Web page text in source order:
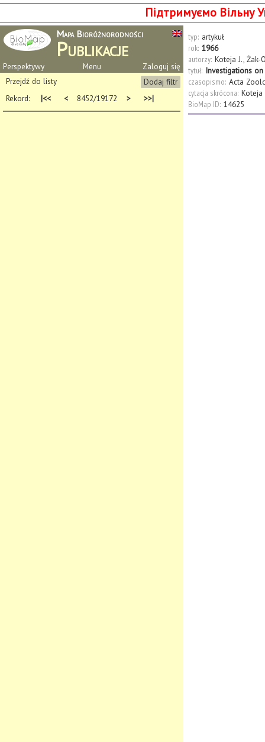
Підтримуємо Вільну
Mapa Bioróżnorodności
Publikacje
Perspektywy Zaloguj się
Menu
Dodaj filtr
Przejdź do listy
Rekord:
|<< < 8452/19172 > >>|
typ: artykuł
rok: 1966
autorzy: Koteja J., Żak-
tytuł: Investigations
czasopismo: Acta
cytacja skrócona: Koteja
BioMap ID: 14625